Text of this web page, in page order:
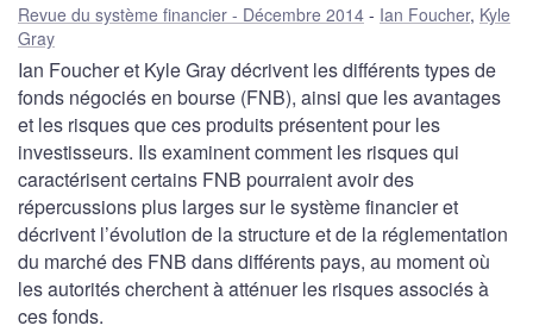
Revue du système financier - Décembre 2014 Ian Foucher, Kyle
Gray
Ian Foucher et Kyle Gray décrivent les différents types de
fonds négociés en bourse (FNB), ainsi que les avantages
et les risques que ces produits présentent pour les
investisseurs. Ils examinent comment les risques qui
caractérisent certains FNB pourraient avoir des
répercussions plus larges sur le système financier et
décrivent l’évolution de la structure et de la réglementation
du marché des FNB dans différents pays, au moment où
les autorités cherchent à atténuer les risques associés à
ces fonds.